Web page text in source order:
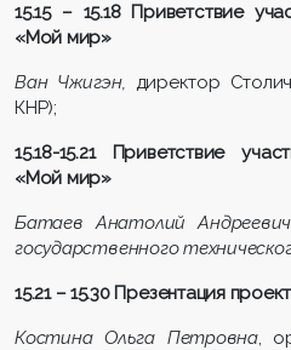
15.15 – 15.18 Приветствие
«Мой мир»
Ван Чжигэн,
директор
КНР);
15.18-15.21
Приветствие
«Мой мир»
Батаев Анатолий
государственного
15.21 – 15.30 Презентация
Костина Ольга Петровна,